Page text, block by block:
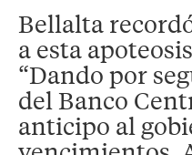
Bellalta
a esta
“Dando por
del Banco
anticipo al